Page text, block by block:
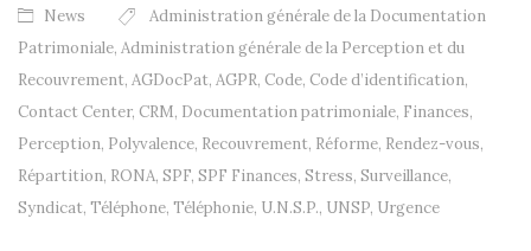
News
Administration générale de la Documentation
Patrimoniale, Administration générale de la Perception et du
Recouvrement, AGDocPat, AGPR, Code, Code d’identification,
Contact Center, CRM, Documentation patrimoniale, Finances,
Perception, Polyvalence, Recouvrement, Réforme, Rendez-vous,
Répartition, RONA, SPF, SPF Finances, Stress, Surveillance,
Syndicat, Téléphone, Téléphonie, U.N.S.P., UNSP, Urgence